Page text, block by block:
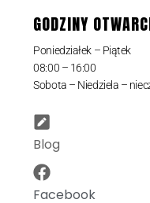
GODZINY
Poniedziałek – Piątek
08:00 – 16:00
Sobota – Niedziela –
Blog
Facebook